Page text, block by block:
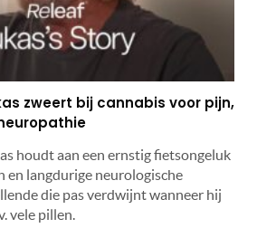
zweert bij cannabis voor pijn,
houdt aan een ernstig fietsongeluk
en langdurige neurologische
die pas verdwijnt wanneer hij
vele pillen.